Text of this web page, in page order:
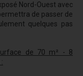
Nord-Ouest avec
de passer de
quelques pas
de 70 m² - 8